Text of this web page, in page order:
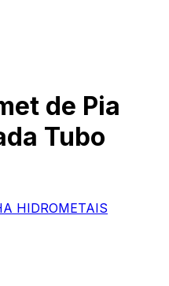
de Pia
Tubo
HIDROMETAIS